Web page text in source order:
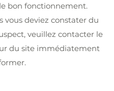
bon fonctionnement.
vous deviez constater du
veuillez contacter le
du site immédiatement